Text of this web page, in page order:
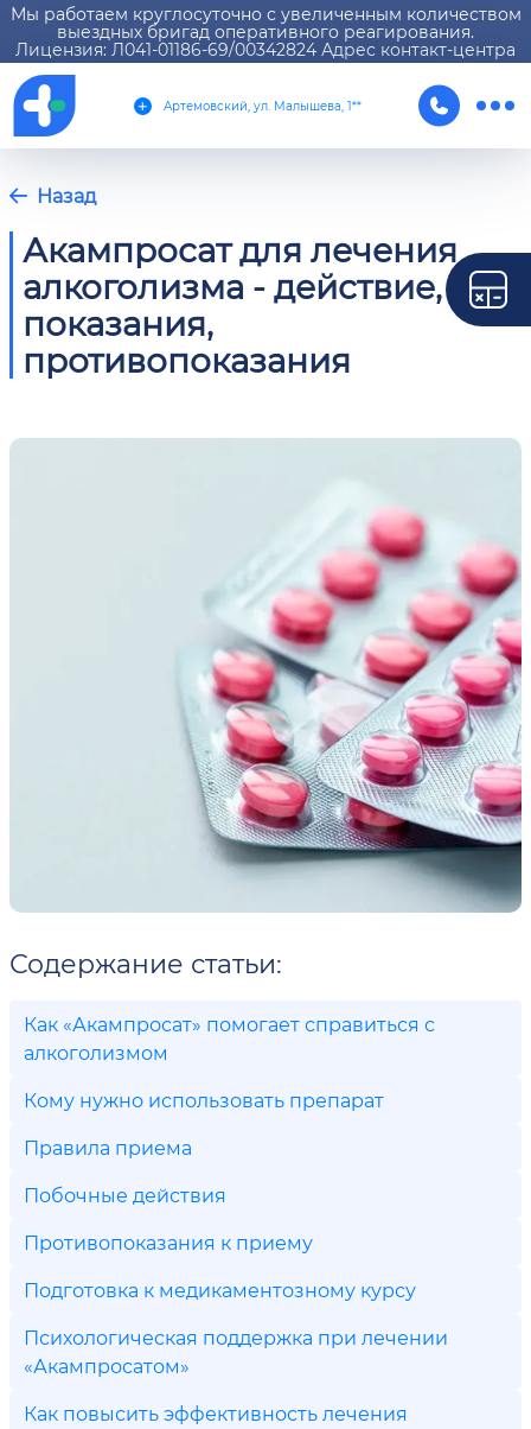
Мы работаем круглосуточно с увеличенным количеством
выездных бригад оперативного реагирования.
Лицензия: Л041-01186-69/00342824 Адрес контакт-центра
Артемовский, ул. Малышева, 1**
Назад
Акампросат для лечения
алкоголизма - действие,
показания,
противопоказания
Содержание статьи:
Как «Акампросат» помогает справиться с
алкоголизмом
Кому нужно использовать препарат
Правила приема
Побочные действия
Противопоказания к приему
Подготовка к медикаментозному курсу
Психологическая поддержка при лечении
«Акампросатом»
Как повысить эффективность лечения